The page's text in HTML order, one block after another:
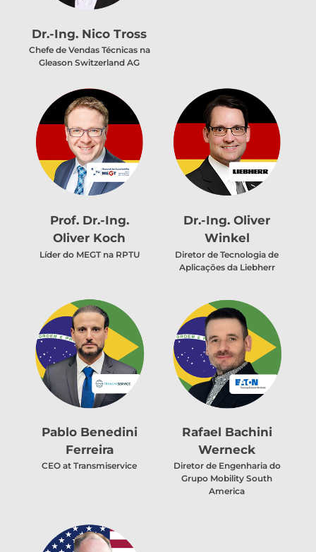
Dr.-Ing. Nico Tross
Chefe de Vendas Técnicas na
Gleason Switzerland AG
Prof. Dr.-Ing.
Oliver Koch
Líder do MEGT na RPTU
Dr.-Ing. Oliver
Winkel
Diretor de Tecnologia de
Aplicações da Liebherr
Pablo Benedini
Ferreira
CEO at Transmiservice
Rafael Bachini
Werneck
Diretor de Engenharia do
Grupo Mobility South
America